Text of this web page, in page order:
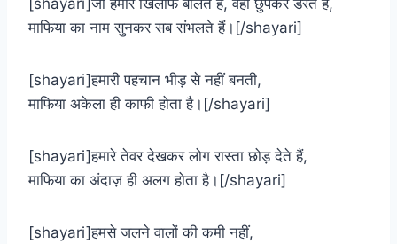
[shayari]जो हमारे खिलाफ बोलते हैं, वही छुपकर डरते हैं,
माफिया का नाम सुनकर सब संभलते हैं।[/shayari]
[shayari]हमारी पहचान भीड़ से नहीं बनती,
माफिया अकेला ही काफी होता है।[/shayari]
[shayari]हमारे तेवर देखकर लोग रास्ता छोड़ देते हैं,
माफिया का अंदाज़ ही अलग होता है।[/shayari]
[shayari]हमसे जलने वालों की कमी नहीं,